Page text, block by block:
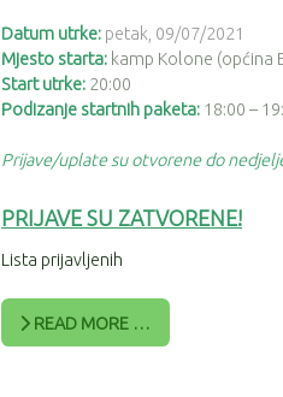
Datum utrke: petak, 09/07/2021
Mjesto starta: kamp Kolone (općina
Start utrke: 20:00
Podizanje startnih paketa: 18:00 –
Prijave/uplate su otvorene do
PRIJAVE SU ZATVORENE!
Lista prijavljenih
READ MORE …